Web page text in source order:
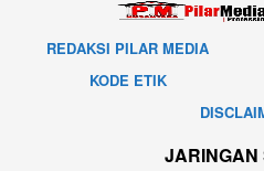
REDAKSI PILAR MEDIA
KODE ETIK
JARINGAN